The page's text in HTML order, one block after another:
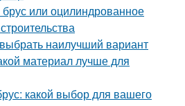
или оцилиндрованное
наилучший вариант
материал лучше для
какой выбор для вашего